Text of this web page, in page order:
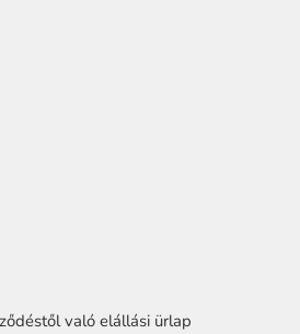
való elállási ürlap